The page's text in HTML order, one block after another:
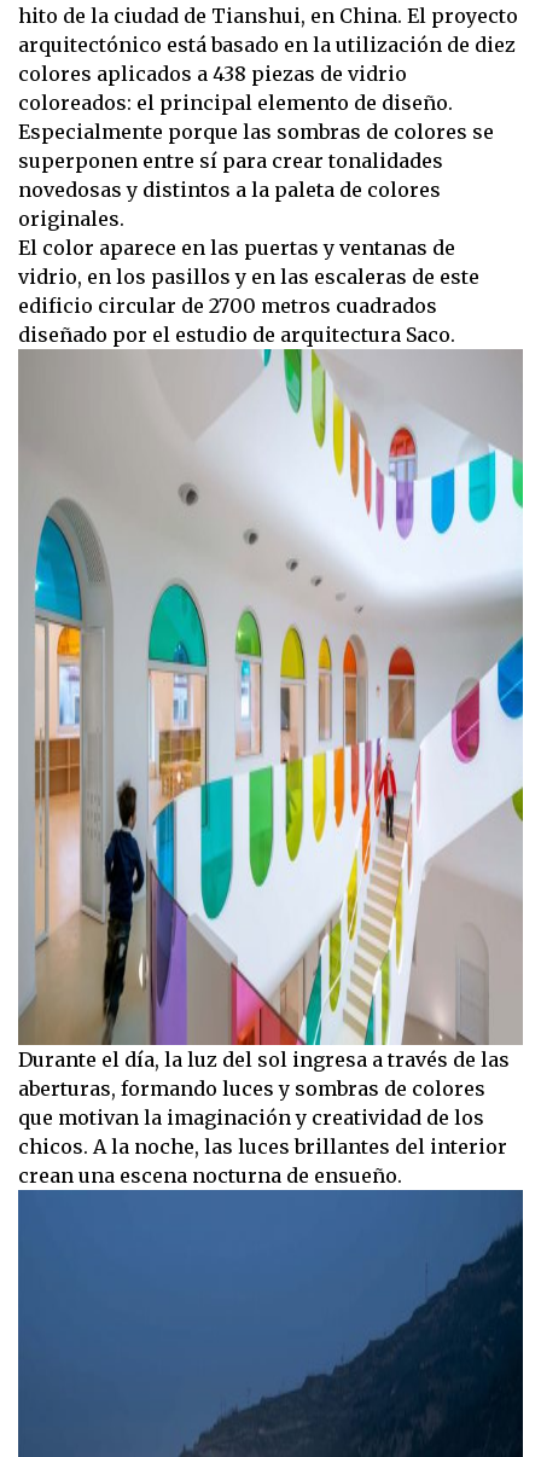
hito de la ciudad de Tianshui, en China. El proyecto
arquitectónico está basado en la utilización de diez
colores aplicados a 438 piezas de vidrio
coloreados: el principal elemento de diseño.
Especialmente porque las sombras de colores se
superponen entre sí para crear tonalidades
novedosas y distintos a la paleta de colores
originales.
El color aparece en las puertas y ventanas de
vidrio, en los pasillos y en las escaleras de este
edificio circular de 2700 metros cuadrados
diseñado por el estudio de arquitectura Saco.
Durante el día, la luz del sol ingresa a través de las
aberturas, formando luces y sombras de colores
que motivan la imaginación y creatividad de los
chicos. A la noche, las luces brillantes del interior
crean una escena nocturna de ensueño.